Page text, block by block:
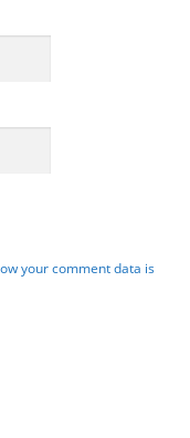
your comment data is